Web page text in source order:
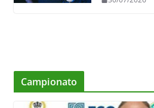
Campionato